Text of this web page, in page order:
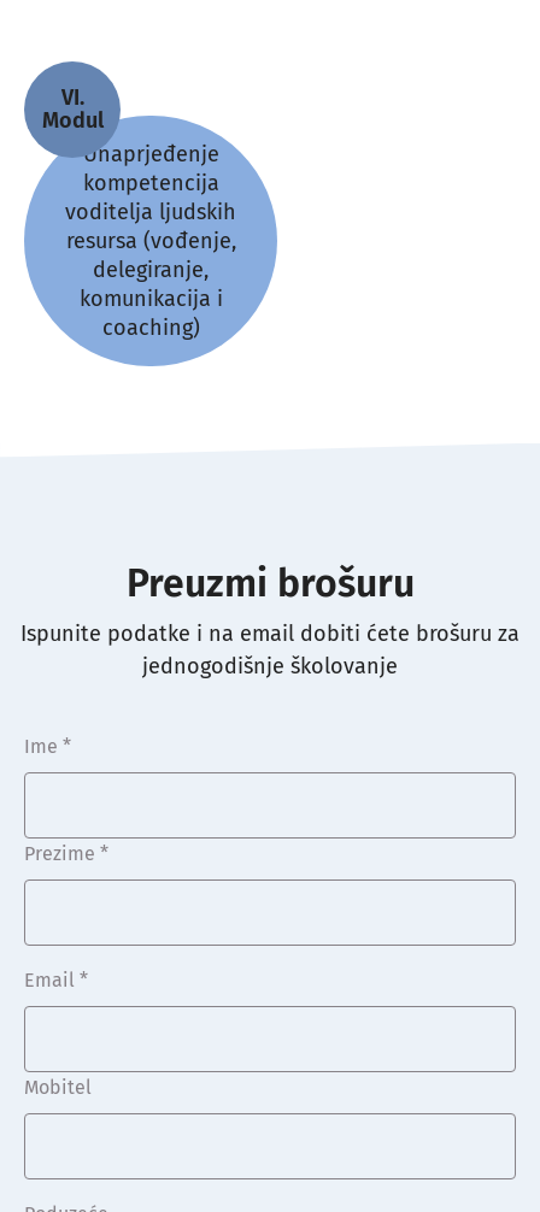
VI.
Modul
Unaprjeđenje
kompetencija
voditelja ljudskih
resursa (vođenje,
delegiranje,
komunikacija i
coaching)
Preuzmi brošuru
Ispunite podatke i na email dobiti ćete brošuru za
jednogodišnje školovanje
Ime *
Prezime *
Email *
Mobitel